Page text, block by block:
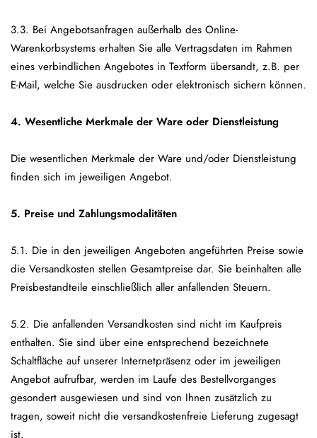
3.3. Bei Angebotsanfragen außerhalb des Online-
Warenkorbsystems erhalten Sie alle Vertragsdaten im Rahmen
eines verbindlichen Angebotes in Textform übersandt, z.B. per
E-Mail, welche Sie ausdrucken oder elektronisch sichern können.
4. Wesentliche Merkmale der Ware oder Dienstleistung
Die wesentlichen Merkmale der Ware und/oder Dienstleistung
finden sich im jeweiligen Angebot.
5. Preise und Zahlungsmodalitäten
5.1. Die in den jeweiligen Angeboten angeführten Preise sowie
die Versandkosten stellen Gesamtpreise dar. Sie beinhalten alle
Preisbestandteile einschließlich aller anfallenden Steuern.
5.2. Die anfallenden Versandkosten sind nicht im Kaufpreis
enthalten. Sie sind über eine entsprechend bezeichnete
Schaltfläche auf unserer Internetpräsenz oder im jeweiligen
Angebot aufrufbar, werden im Laufe des Bestellvorganges
gesondert ausgewiesen und sind von Ihnen zusätzlich zu
tragen, soweit nicht die versandkostenfreie Lieferung zugesagt
ist.